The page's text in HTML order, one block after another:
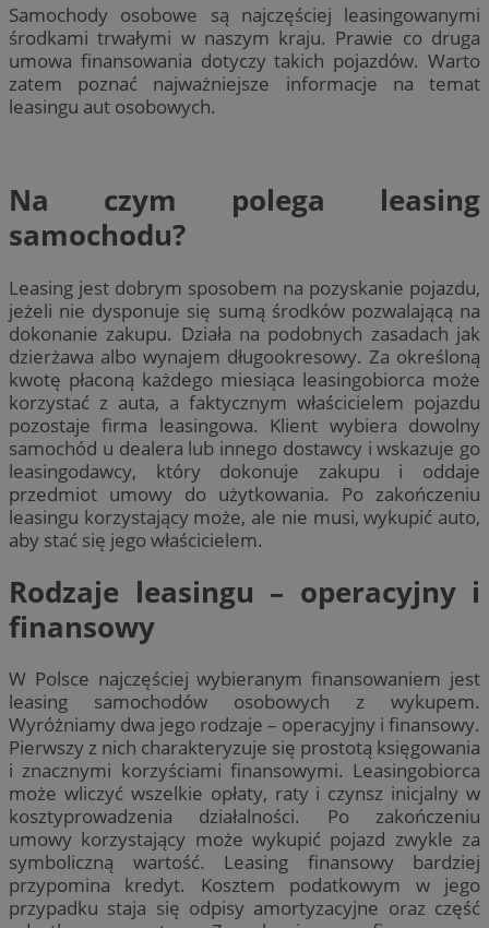
Samochody osobowe są najczęściej leasingowanymi
środkami trwałymi w naszym kraju. Prawie co druga
umowa finansowania dotyczy takich pojazdów. Warto
zatem poznać najważniejsze informacje na temat
leasingu aut osobowych.
Na czym polega leasing
samochodu?
Leasing jest dobrym sposobem na pozyskanie pojazdu,
jeżeli nie dysponuje się sumą środków pozwalającą na
dokonanie zakupu. Działa na podobnych zasadach jak
dzierżawa albo wynajem długookresowy. Za określoną
kwotę płaconą każdego miesiąca leasingobiorca może
korzystać z auta, a faktycznym właścicielem pojazdu
pozostaje firma leasingowa. Klient wybiera dowolny
samochód u dealera lub innego dostawcy i wskazuje go
leasingodawcy, który dokonuje zakupu i oddaje
przedmiot umowy do użytkowania. Po zakończeniu
leasingu korzystający może, ale nie musi, wykupić auto,
aby stać się jego właścicielem.
Rodzaje leasingu – operacyjny i
finansowy
W Polsce najczęściej wybieranym finansowaniem jest
leasing samochodów osobowych z wykupem.
Wyróżniamy dwa jego rodzaje – operacyjny i finansowy.
Pierwszy z nich charakteryzuje się prostotą księgowania
i znacznymi korzyściami finansowymi. Leasingobiorca
może wliczyć wszelkie opłaty, raty i czynsz inicjalny w
kosztyprowadzenia działalności. Po zakończeniu
umowy korzystający może wykupić pojazd zwykle za
symboliczną wartość. Leasing finansowy bardziej
przypomina kredyt. Kosztem podatkowym w jego
przypadku staja się odpisy amortyzacyjne oraz część